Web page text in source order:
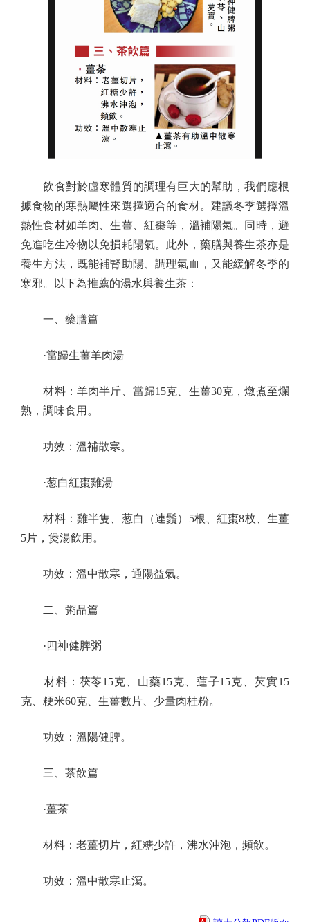
飲食對於虛寒體質的調理有巨大的幫助，我們應根
據食物的寒熱屬性來選擇適合的食材。建議冬季選擇溫
熱性食材如羊肉、生薑、紅棗等，溫補陽氣。同時，避
免進吃生冷物以免損耗陽氣。此外，藥膳與養生茶亦是
養生方法，既能補腎助陽、調理氣血，又能緩解冬季的
寒邪。以下為推薦的湯水與養生茶：
一、藥膳篇
·當歸生薑羊肉湯
材料：羊肉半斤、當歸15克、生薑30克，燉煮至爛
熟，調味食用。
功效：溫補散寒。
·葱白紅棗雞湯
材料：雞半隻、葱白（連鬚）5根、紅棗8枚、生薑
5片，煲湯飲用。
功效：溫中散寒，通陽益氣。
二、粥品篇
·四神健脾粥
材料：茯苓15克、山藥15克、蓮子15克、芡實15
克、粳米60克、生薑數片、少量肉桂粉。
功效：溫陽健脾。
三、茶飲篇
·薑茶
材料：老薑切片，紅糖少許，沸水沖泡，頻飲。
功效：溫中散寒止瀉。